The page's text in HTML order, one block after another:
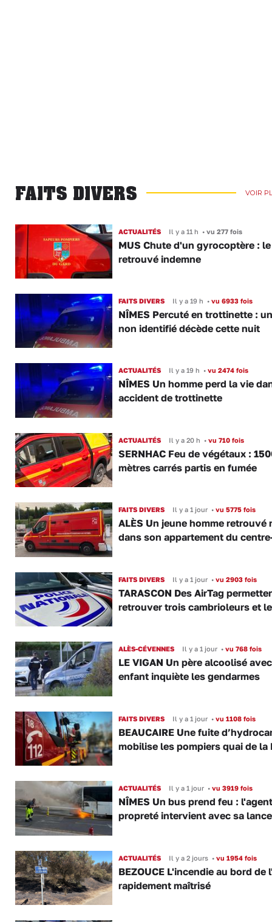
FAITS DIVERS VOIR
ACTUALITÉS Il y a 11 h •vu 277 fois
MUS Chute d'un gyrocoptère :
retrouvé indemne
FAITS DIVERS Il y a 19 h •vu 6933 fois
NÎMES Percuté en trottinette :
non identifié décède cette nuit
ACTUALITÉS Il y a 19 h •vu 2474 fois
NÎMES Un homme perd la vie
accident de trottinette
ACTUALITÉS Il y a 20 h •vu 710 fois
SERNHAC Feu de végétaux :
mètres carrés partis en fumée
FAITS DIVERS Il y a 1 jour •vu 5775 fois
ALÈS Un jeune homme retrouvé
dans son appartement du
FAITS DIVERS Il y a 1 jour •vu 2903 fois
TARASCON Des AirTag
retrouver trois cambrioleurs et
ALÈS-CÉVENNES Il y a 1 jour •vu 768 fois
LE VIGAN Un père alcoolisé
enfant inquiète les gendarmes
FAITS DIVERS Il y a 1 jour •vu 1108 fois
BEAUCAIRE Une fuite
mobilise les pompiers quai de la
ACTUALITÉS Il y a 1 jour •vu 3919 fois
NÎMES Un bus prend feu :
propreté intervient avec sa lance
ACTUALITÉS Il y a 2 jours •vu 1954 fois
BEZOUCE L'incendie au bord de
rapidement maîtrisé